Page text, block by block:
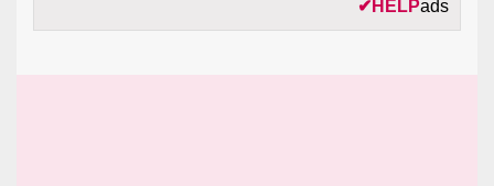
✔ HELPads